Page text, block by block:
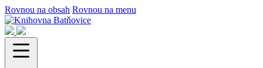
Rovnou na obsah Rovnou na menu